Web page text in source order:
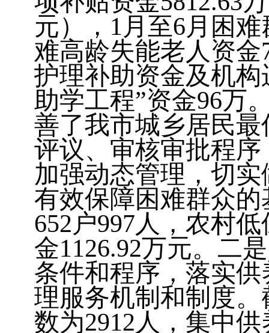
元）， 1月至6月困
难高龄失能老人资金
护理补助资金及机构
助学工程”资金96万
善了我市城乡居民
评议、审核审批程
加强动态管理，切
有效保障困难群众
652户997人，农村低
金1126.92万元。二
条件和程序，落实
理服务机制和制度。
数为2912人，集中